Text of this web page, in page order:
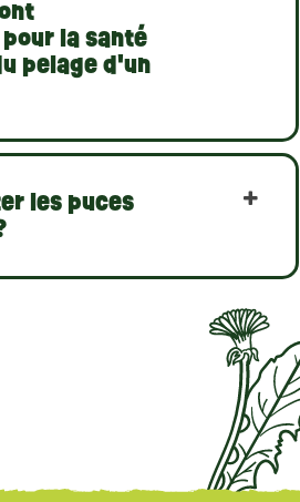
pour la santé
pelage d'un
les puces